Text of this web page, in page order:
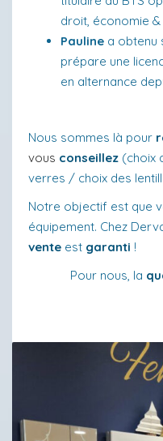
droit, économie
Pauline a obtenu
prépare une
en alternance
Nous sommes là pour
vous conseillez (choix
verres / choix des
Notre objectif est que
équipement. Chez
vente est garanti !
Pour nous, la